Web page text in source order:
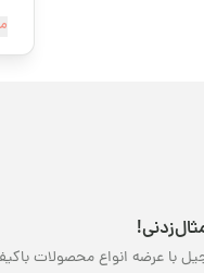
با عرضه انواع محصولات